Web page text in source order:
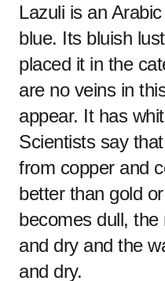
Lazuli is an
blue. Its bluish
placed it in the
are no veins in
appear. It has
Scientists say
from copper and
better than gold
becomes dull,
and dry and the
and dry.